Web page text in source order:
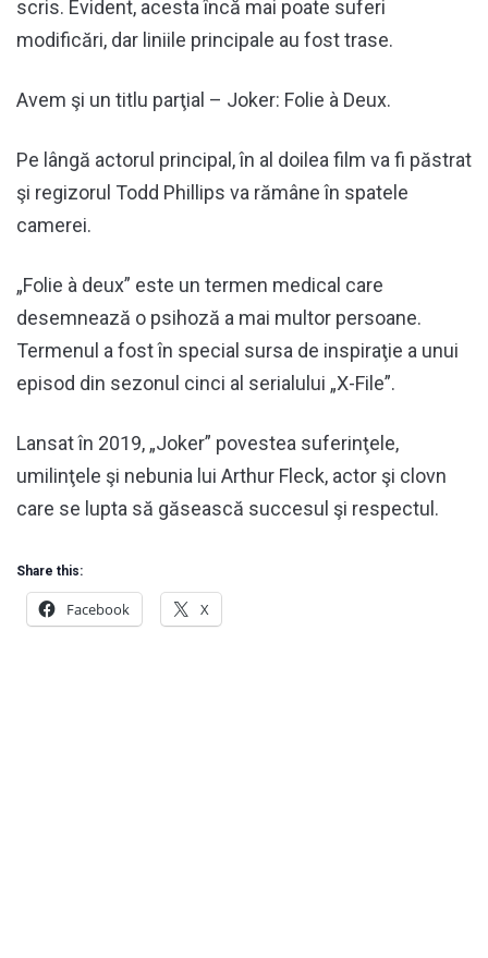
scris. Evident, acesta încă mai poate suferi
modificări, dar liniile principale au fost trase.
Avem şi un titlu parţial – Joker: Folie à Deux.
Pe lângă actorul principal, în al doilea film va fi păstrat
şi regizorul Todd Phillips va rămâne în spatele
camerei.
„Folie à deux” este un termen medical care
desemnează o psihoză a mai multor persoane.
Termenul a fost în special sursa de inspiraţie a unui
episod din sezonul cinci al serialului „X-File”.
Lansat în 2019, „Joker” povestea suferinţele,
umilinţele şi nebunia lui Arthur Fleck, actor şi clovn
care se lupta să găsească succesul şi respectul.
Share this:
Facebook X